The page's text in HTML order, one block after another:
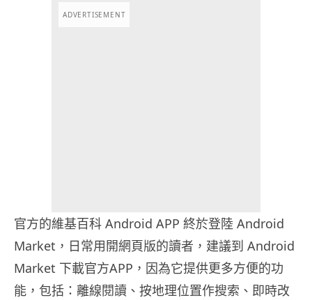
ADVERTISEMENT
官方的維基百科 Android APP 終於登陸 Android
Market，日常用開網頁版的讀者，建議到 Android
Market 下載官方APP，因為它提供更多方便的功
能，包括：離線閱讀、按地理位置作搜索、即時改